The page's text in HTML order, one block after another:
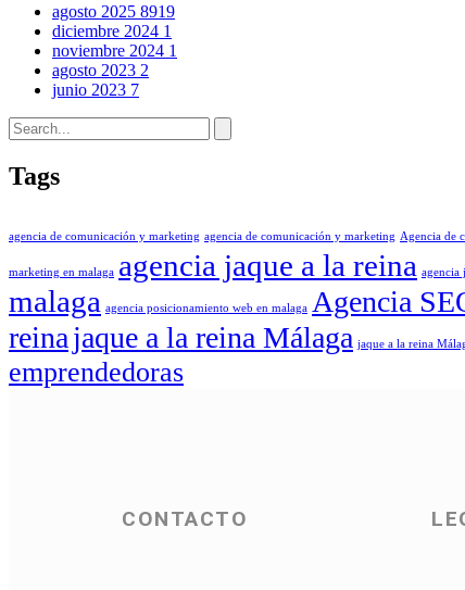
agosto 2025 8919
diciembre 2024 1
noviembre 2024 1
agosto 2023 2
junio 2023 7
Tags
agencia de comunicación y marketing agencia de comunicación y marketing Agencia de
marketing en malaga agencia jaque a la reina agencia
malaga agencia posicionamiento web en malaga Agencia
reinajaque a la reina Málaga jaque a la reina
emprendedoras
CONTACTO